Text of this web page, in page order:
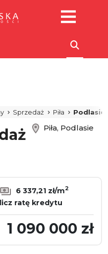
Sprzedaż Piła Podlasie
Piła, Podlasie
6 337,21 zł/m2
ratę kredytu
1 090 000 zł